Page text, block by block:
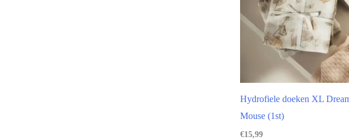
Hydrofiele doeken XL
Mouse (1st)
€15,99